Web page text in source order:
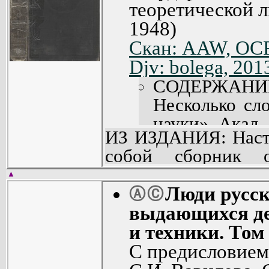
теоретической
1948)
Скан: AAW,
Djv: bolega,
Несколько
науки».
От
Советская
Акад. С.И.
ФИЗИКО-
НАУКИ.
Михаил
С.И. Вавилов
ИЗ ИЗДАНИЯ:
собой сборник
деятелях русского
Ее задача в том,
круги
деятельностью
▲
ⒶⒸЛюди
выдающихся
и техники. Том
С